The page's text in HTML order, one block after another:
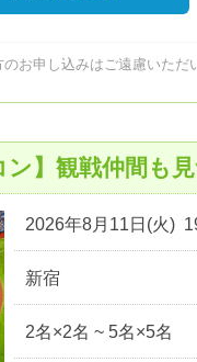
お申し込みはご遠慮いただ
ン】観戦仲間も
2026年8月11日(火)
新宿
2名×2名 ~ 5名×5名